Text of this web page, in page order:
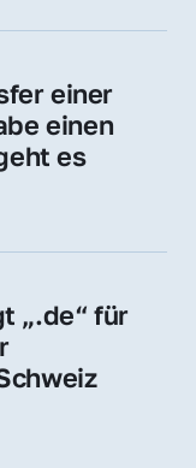
Vermittlungs-
einer
einen
es
Gerne
„.de“ für